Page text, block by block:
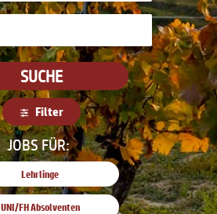
SUCHE
Filter
JOBS FÜR:
Lehrlinge
UNI/FH Absolventen